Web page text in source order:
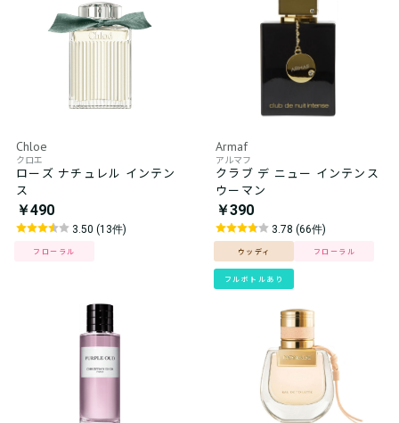
Chloe
クロエ
ローズ ナチュレル インテン
ス
￥490
3.50 (13件)
フローラル
Armaf
アルマフ
クラブ デ ニュー インテンス
ウーマン
￥390
3.78 (66件)
ウッディ フローラル
フルボトルあり